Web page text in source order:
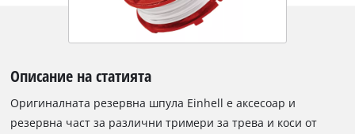
Описание на статията
Оригиналната резервна шпула Einhell е аксесоар и
резервна част за различни тримери за трева и коси от